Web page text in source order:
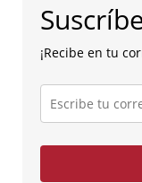
¡Recibe en tu
Escribe
tu
correo
electrónico...